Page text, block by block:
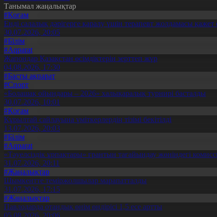
Танымал жаңалықтар
#Қоғам
Енді салалық дәрігерге қаралу үшін терапевт жолдамасы қажет
30.07.2026, 20:05
#Білім
#Aqparat
Жапондар Қазақстан өсімдіктерін зерттеп жүр
04.08.2026, 17:30
#Басты ақпарат
#Спорт
«Болашақ ойындары – 2026» халықаралық турнирі басталды
30.07.2026, 10:01
#Қоғам
Құрылтай сайлауына үміткерлердің тізімі бекітілді
13.07.2026, 20:03
#Білім
#Aqparat
«Тәуелсіздік ұрпақтары» грантын тағайындау жөніндегі
31.07.2026, 20:11
#Жаңалықтар
Шымкентте теміржолшылар марапатталды
31.07.2026, 17:15
#Жаңалықтар
Павлодарда отандық өнім өндірісі 1,5 есе артты